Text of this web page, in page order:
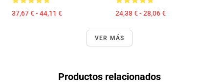
37,67 € - 44,11 € 24,38 € - 28,06 €
VER MÁS
Productos relacionados